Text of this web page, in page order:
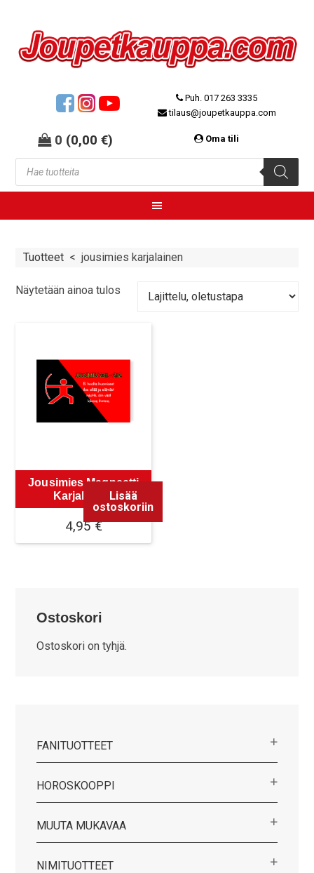
0 (0,00€)
Puh. 017 263 3335
tilaus@joupetkauppa.com
Oma tili
Tuotteet <jousimies karjalainen
Näytetään ainoa tulos
Jousimies Magneetti
Karjalainen
4,95€
Lisää
ostoskoriin
Ostoskori
Ostoskori on tyhjä.
FANITUOTTEET
HOROSKOOPPI
MUUTA MUKAVAA
NIMITUOTTEET